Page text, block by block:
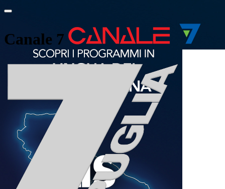
Canale 7